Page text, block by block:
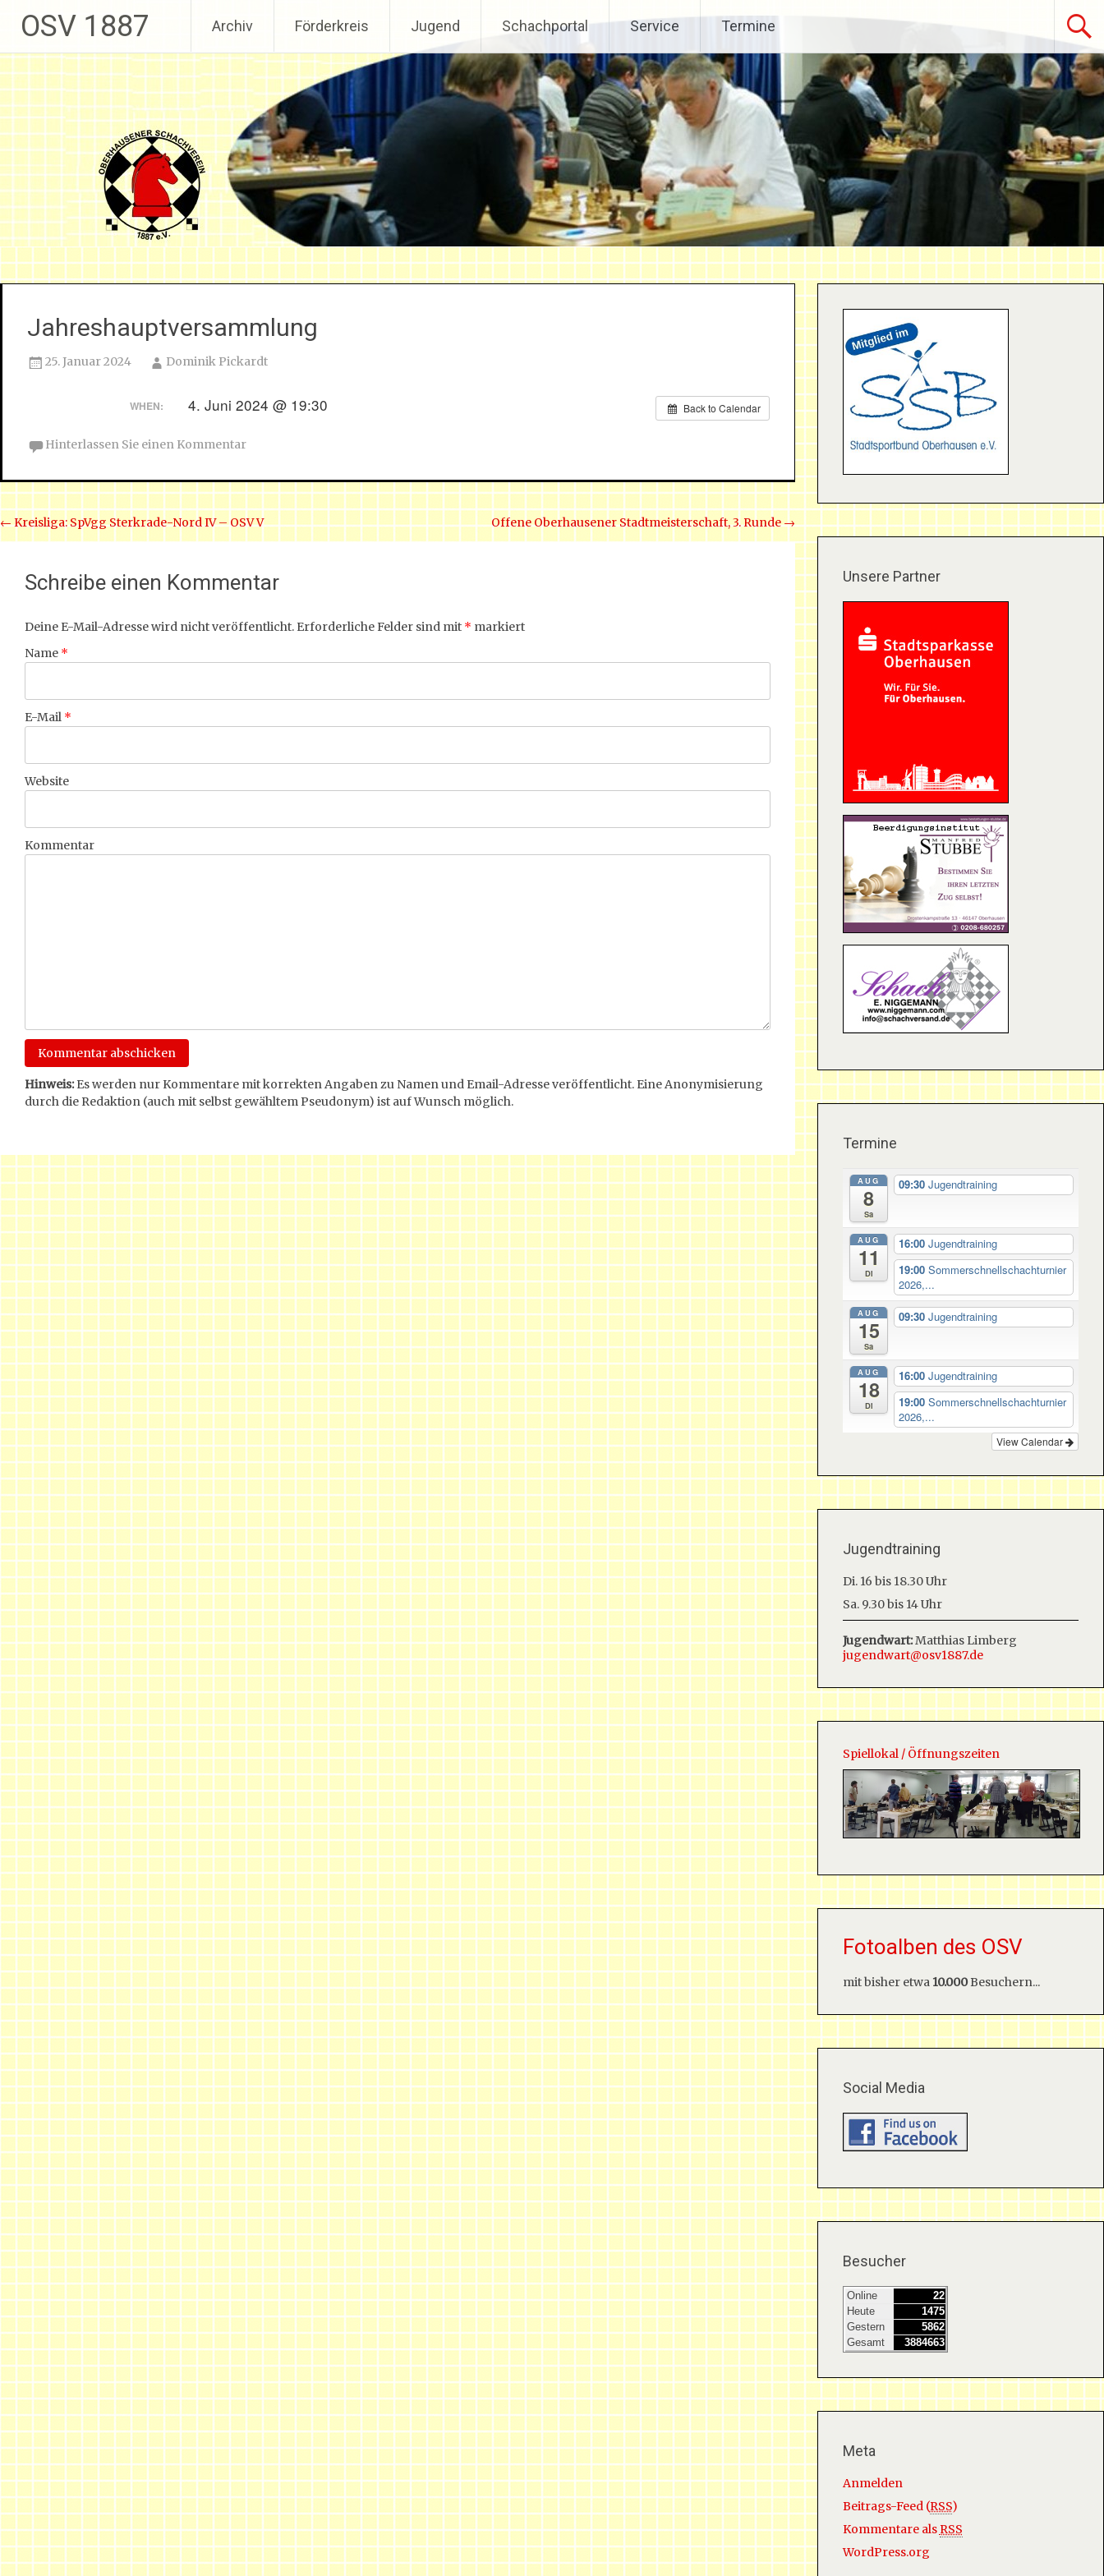
OSV 1887 Archiv Förderkreis Jugend Schachportal Service Termine
Jahreshauptversammlung
25. Januar 2024 Dominik Pickardt
Back to Calendar
WHEN: 4. Juni 2024 @ 19:30
Hinterlassen Sie einen Kommentar
Beitrags Navigation
←Kreisliga: SpVgg Sterkrade-Nord IV – OSV V Offene Oberhausener Stadtmeisterschaft, 3. Runde→
Schreibe einen Kommentar
Deine E-Mail-Adresse wird nicht veröffentlicht. Erforderliche Felder sind mit * markiert
Name *
E-Mail *
Website
Kommentar
Hinweis:Es werden nur Kommentare mit korrekten Angaben zu Namen und Email-Adresse veröffentlicht. Eine Anonymisierung
durch die Redaktion (auch mit selbst gewähltem Pseudonym) ist auf Wunsch möglich.
Unsere Partner
Termine
AUG
8
Sa
09:30Jugendtraining
AUG
11
Di
16:00Jugendtraining
19:00Sommerschnellschachturnier
2026,...
AUG
15
Sa
09:30Jugendtraining
AUG
18
Di
16:00Jugendtraining
19:00Sommerschnellschachturnier
2026,...
View Calendar
Jugendtraining
Di. 16 bis 18.30 Uhr
Sa. 9.30 bis 14 Uhr
Jugendwart:Matthias Limberg
jugendwart@osv1887.de
Spiellokal / Öffnungszeiten
Fotoalben des OSV
mit bisher etwa 10.000Besuchern...
Social Media
Besucher
Online
22
Heute
1475
Gestern
5862
Gesamt
3884663
Meta
Anmelden
Beitrags-Feed (RSS)
Kommentare als RSS
WordPress.org